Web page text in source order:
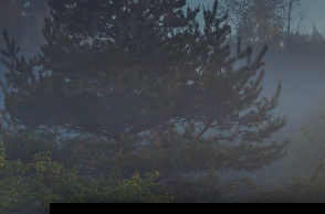
High Reliability
for All